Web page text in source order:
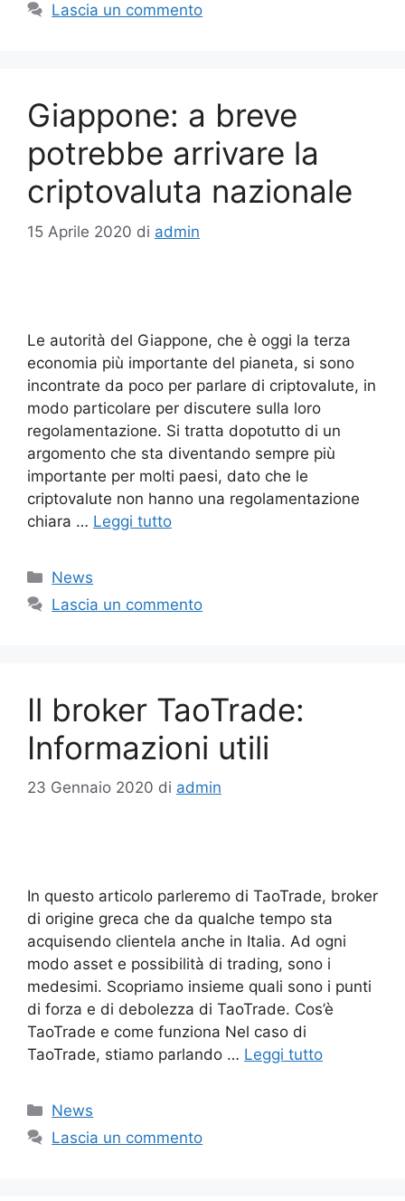
Lascia un commento
Giappone: a breve
potrebbe arrivare la
criptovaluta nazionale
15 Aprile 2020 di admin
Le autorità del Giappone, che è oggi la terza
economia più importante del pianeta, si sono
incontrate da poco per parlare di criptovalute, in
modo particolare per discutere sulla loro
regolamentazione. Si tratta dopotutto di un
argomento che sta diventando sempre più
importante per molti paesi, dato che le
criptovalute non hanno una regolamentazione
chiara … Leggi tutto
Categorie
News
Lascia un commento
Il broker TaoTrade:
Informazioni utili
23 Gennaio 2020 di admin
In questo articolo parleremo di TaoTrade, broker
di origine greca che da qualche tempo sta
acquisendo clientela anche in Italia. Ad ogni
modo asset e possibilità di trading, sono i
medesimi. Scopriamo insieme quali sono i punti
di forza e di debolezza di TaoTrade. Cos’è
TaoTrade e come funziona Nel caso di
TaoTrade, stiamo parlando … Leggi tutto
Categorie
News
Lascia un commento